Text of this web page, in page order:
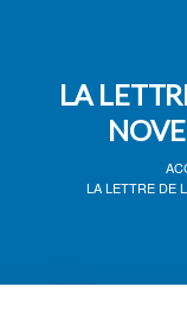
LA
LA LETTRE DE